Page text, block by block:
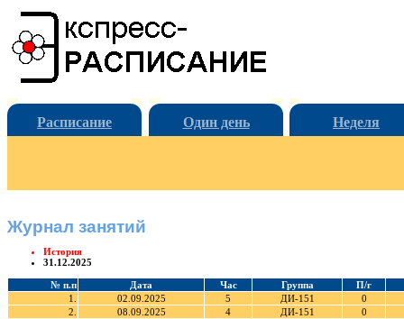
Расписание Один день Неделя
Журнал занятий
История
31.12.2025
№ п.п Дата Час Группа
П/г
1.
02.09.2025 5 ДИ-151
0
2.
08.09.2025 4 ДИ-151
0